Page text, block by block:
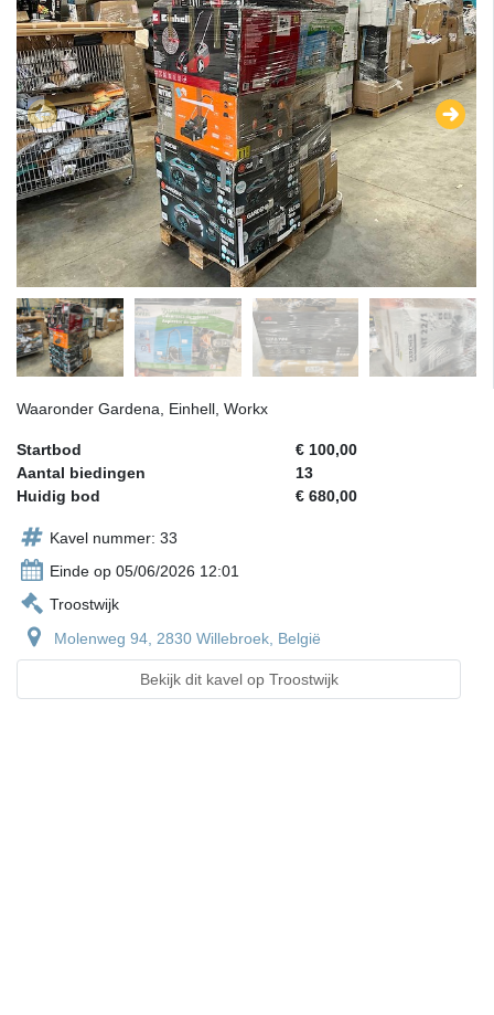
Waaronder Gardena, Einhell, Workx
Startbod
€ 100,00
Aantal biedingen
13
Huidig bod
€ 680,00
Kavel nummer: 33
Einde op 05/06/2026 12:01
Troostwijk
Molenweg 94, 2830 Willebroek, België
Bekijk dit kavel op Troostwijk